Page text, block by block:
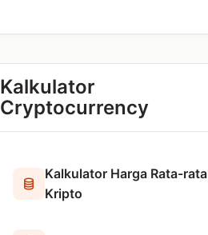
Kalkulator
Cryptocurrency
Kalkulator Harga Rata-rata
Kripto